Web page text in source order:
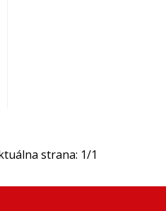
strana: 1/1